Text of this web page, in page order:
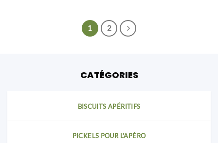
1 2
CATÉGORIES
BISCUITS APÉRITIFS
PICKELS POUR L’APÉRO